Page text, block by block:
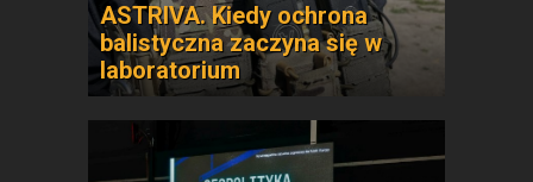
ASTRIVA. Kiedy ochrona
balistyczna zaczyna się w
laboratorium